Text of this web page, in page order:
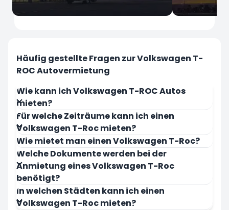
Jetzt mieten
Häufig gestellte Fragen zur Volkswagen T-
ROC Autovermietung
Wie kann ich Volkswagen T-ROC Autos
mieten?
Für welche Zeiträume kann ich einen
Volkswagen T-Roc mieten?
Wie mietet man einen Volkswagen T-Roc?
Welche Dokumente werden bei der
Anmietung eines Volkswagen T-Roc
benötigt?
In welchen Städten kann ich einen
Volkswagen T-Roc mieten?